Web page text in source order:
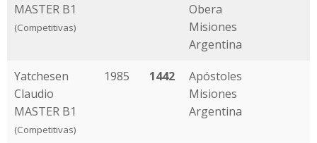
MASTER B1
(Competitivas)
Obera
Misiones
Argentina
Yatchesen
Claudio
MASTER B1
(Competitivas)
1985 1442
Apóstoles
Misiones
Argentina